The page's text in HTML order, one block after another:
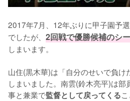
2017年7月、12年ぶりに甲子園予
でしたが、 2回戦で優勝候補のシ
しまいます。
山住(黒木華)は「自分のせいで負
しまいました。南雲(鈴木亮平)は
事と兼業で監督として戻ってくるこ